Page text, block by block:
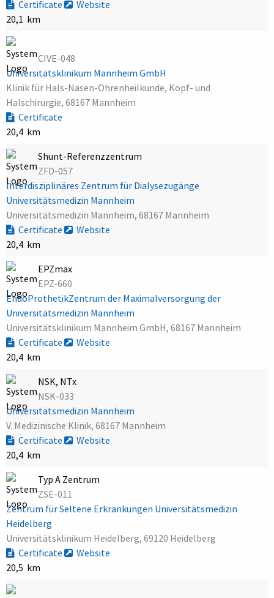
Certificate
Website
20,1 km
CIVE-048
Universitätsklinikum Mannheim GmbH
Klinik für Hals-Nasen-Ohrenheilkunde, Kopf- und
Halschirurgie, 68167 Mannheim
Certificate
20,4 km
Shunt-Referenzzentrum
ZFD-057
Interdisziplinäres Zentrum für Dialysezugänge
Universitätsmedizin Mannheim
Universitätsmedizin Mannheim, 68167 Mannheim
Certificate
Website
20,4 km
EPZmax
EPZ-660
EndoProthetikZentrum der Maximalversorgung der
Universitätsmedizin Mannheim
Universitätsklinikum Mannheim GmbH, 68167 Mannheim
Certificate
Website
20,4 km
NSK, NTx
NSK-033
Universitätsmedizin Mannheim
V. Medizinische Klinik, 68167 Mannheim
Certificate
Website
20,4 km
Typ A Zentrum
ZSE-011
Zentrum für Seltene Erkrankungen Universitätsmedizin
Heidelberg
Universitätsklinikum Heidelberg, 69120 Heidelberg
Certificate
Website
20,5 km